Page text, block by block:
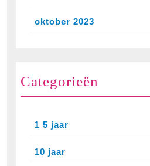
oktober 2023
Categorieën
1 5 jaar
10 jaar